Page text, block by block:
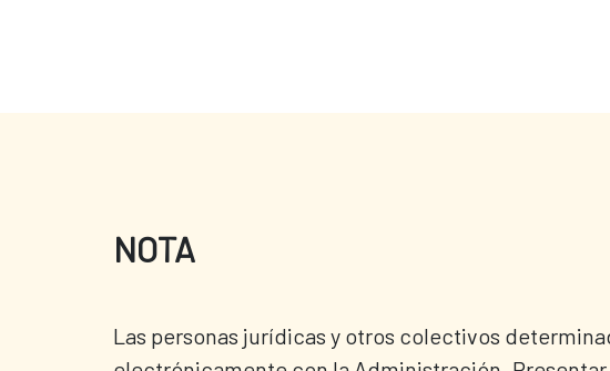
NOTA
Las personas jurídicas y otros colectivos